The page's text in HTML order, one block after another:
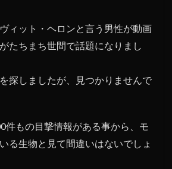
ィット・ヘロンと言う男性が動画
たちまち世間で話題になりまし
探しましたが、見つかりませんで
件もの目撃情報がある事から、モ
る生物と見て間違いはないでしょ